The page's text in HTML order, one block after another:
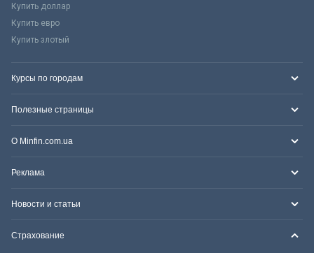
Купить доллар
Купить евро
Купить злотый
Курсы по городам
Полезные страницы
О Minfin.com.ua
Реклама
Новости и статьи
Страхование